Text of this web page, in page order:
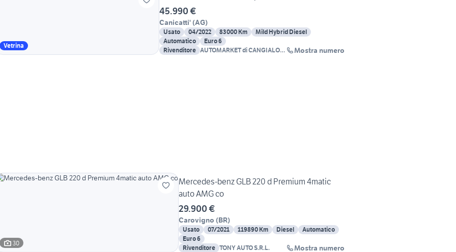
Vetrina
45.990 €
Canicatti' (AG)
Usato 04/2022 83000 Km
Mild Hybrid Diesel
Automatico
Euro 6
Rivenditore AUTOMARKET di CANGIALOSI
Mostra numero
30
Mercedes-benz GLB 220 d Premium 4matic
auto AMG co
29.900 €
Carovigno (BR)
Usato 07/2021 119890 Km Diesel
Automatico
Euro 6
Rivenditore TONY AUTO S.R.L. Mostra numero